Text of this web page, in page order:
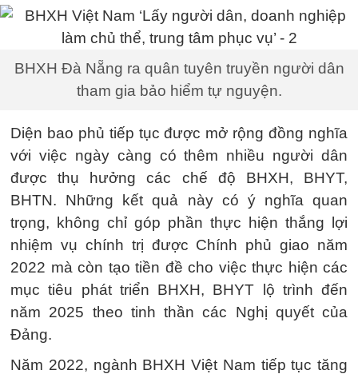
BHXH Đà Nẵng ra quân tuyên truyền người dân
tham gia bảo hiểm tự nguyện.
Diện bao phủ tiếp tục được mở rộng đồng nghĩa
với việc ngày càng có thêm nhiều người dân
được thụ hưởng các chế độ BHXH, BHYT,
BHTN. Những kết quả này có ý nghĩa quan
trọng, không chỉ góp phần thực hiện thắng lợi
nhiệm vụ chính trị được Chính phủ giao năm
2022 mà còn tạo tiền đề cho việc thực hiện các
mục tiêu phát triển BHXH, BHYT lộ trình đến
năm 2025 theo tinh thần các Nghị quyết của
Đảng.
Năm 2022, ngành BHXH Việt Nam tiếp tục tăng